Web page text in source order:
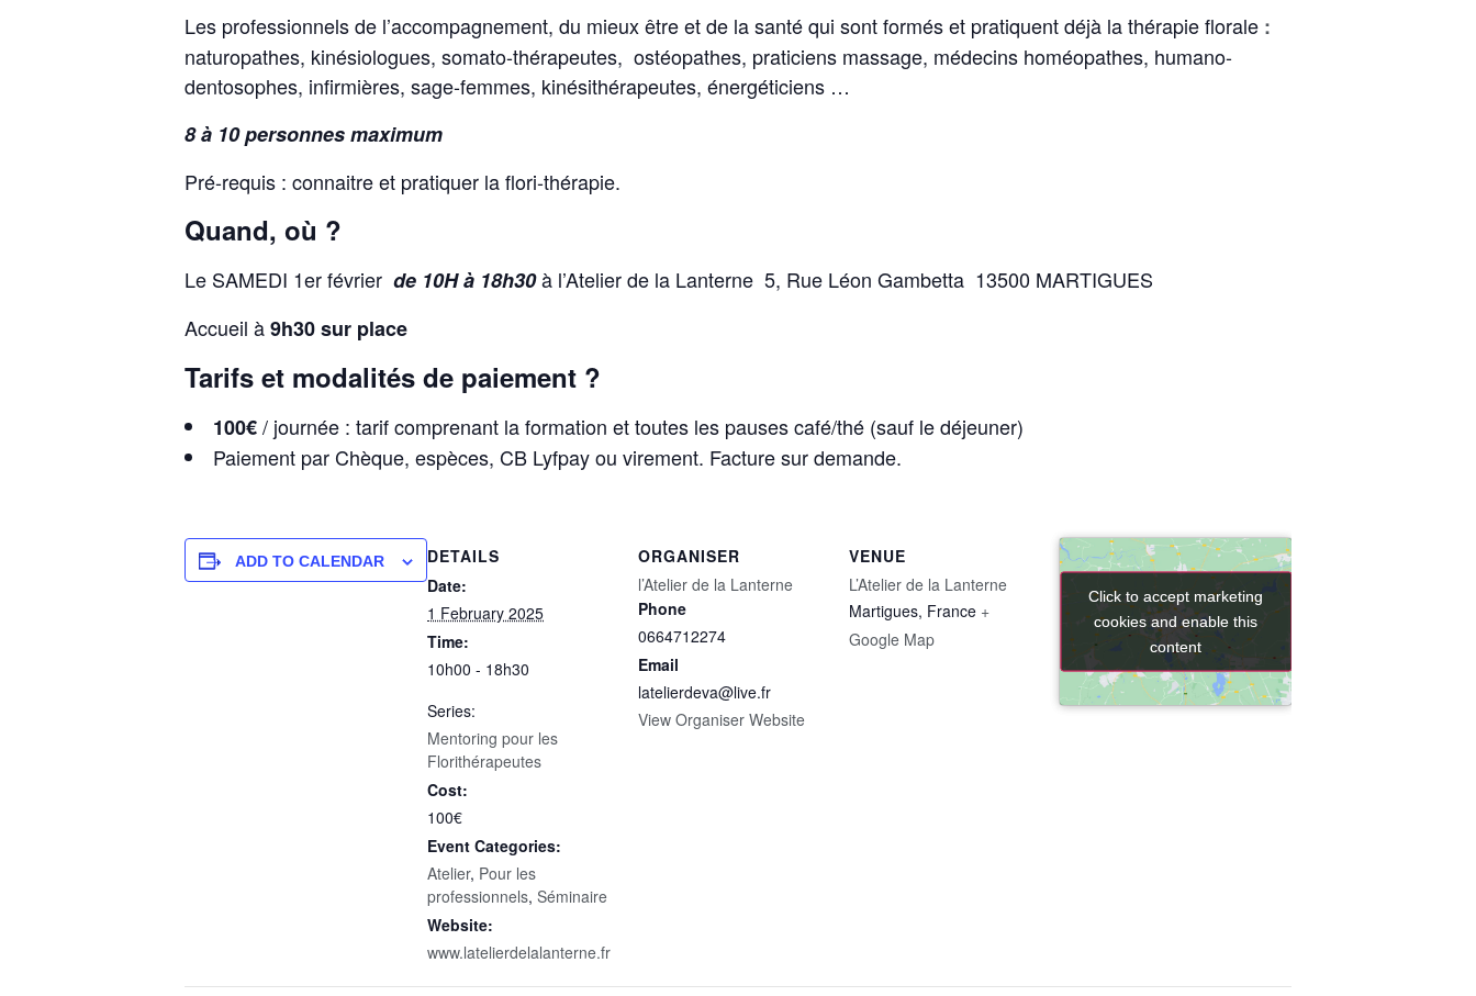
Les professionnels de l’accompagnement, du mieux être et de la santé qui sont formés et pratiquent déjà la thérapie florale :
naturopathes, kinésiologues, somato-thérapeutes, ostéopathes, praticiens massage, médecins homéopathes, humano-
dentosophes, infirmières, sage-femmes, kinésithérapeutes, énergéticiens …
8 à 10 personnes maximum
Pré-requis : connaitre et pratiquer la flori-thérapie.
Quand, où ?
Le SAMEDI 1er février de 10H à 18h30à l’Atelier de la Lanterne 5, Rue Léon Gambetta 13500 MARTIGUES
Accueil à9h30 sur place
Tarifs et modalités de paiement ?
100€/ journée : tarif comprenant la formation et toutes les pauses café/thé (sauf le déjeuner)
Paiement par Chèque, espèces, CB Lyfpay ou virement. Facture sur demande.
ADD TO CALENDAR
DETAILS
Date:
1 February 2025
Time:
10h00 - 18h30
Series:
Mentoring pour les
Florithérapeutes
Cost:
100€
Event Categories:
Atelier, Pour les
professionnels, Séminaire
Website:
www.latelierdelalanterne.fr
ORGANISER
l’Atelier de la Lanterne
Phone
0664712274
Email
latelierdeva@live.fr
View Organiser Website
VENUE
L’Atelier de la Lanterne
Martigues, France +
Google Map
Click to accept marketing
cookies and enable this
content
Click to accept marketing
cookies and enable this
content